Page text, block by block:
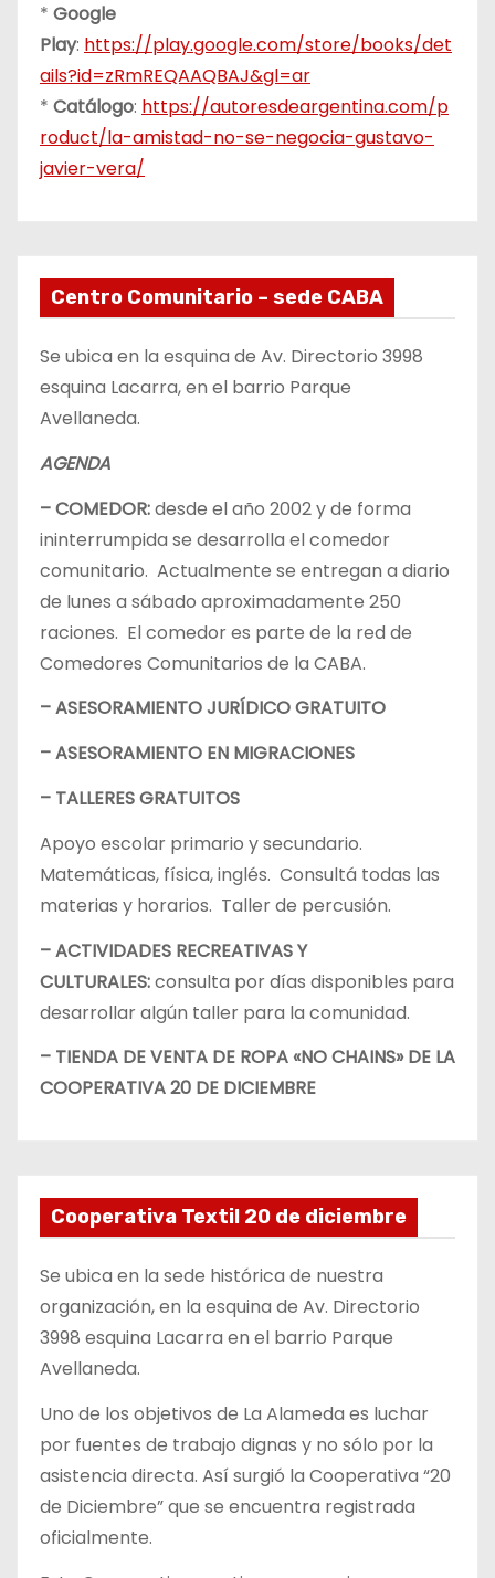
* Google
Play: https://play.google.com/store/books/det
ails?id=zRmREQAAQBAJ&gl=ar
* Catálogo: https://autoresdeargentina.com/p
roduct/la-amistad-no-se-negocia-gustavo-
javier-vera/
Centro Comunitario – sede CABA
Se ubica en la esquina de Av. Directorio 3998
esquina Lacarra, en el barrio Parque
Avellaneda.
AGENDA
– COMEDOR:desde el año 2002 y de forma
ininterrumpida se desarrolla el comedor
comunitario. Actualmente se entregan a diario
de lunes a sábado aproximadamente 250
raciones. El comedor es parte de la red de
Comedores Comunitarios de la CABA.
– ASESORAMIENTO JURÍDICO GRATUITO
– ASESORAMIENTO EN MIGRACIONES
– TALLERES GRATUITOS
Apoyo escolar primario y secundario.
Matemáticas, física, inglés. Consultá todas las
materias y horarios. Taller de percusión.
– ACTIVIDADES RECREATIVAS Y
CULTURALES:consulta por días disponibles para
desarrollar algún taller para la comunidad.
– TIENDA DE VENTA DE ROPA «NO CHAINS» DE LA
COOPERATIVA 20 DE DICIEMBRE
Cooperativa Textil 20 de diciembre
Se ubica en la sede histórica de nuestra
organización, en la esquina de Av. Directorio
3998 esquina Lacarra en el barrio Parque
Avellaneda.
Uno de los objetivos de La Alameda es luchar
por fuentes de trabajo dignas y no sólo por la
asistencia directa. Así surgió la Cooperativa “20
de Diciembre” que se encuentra registrada
oficialmente.